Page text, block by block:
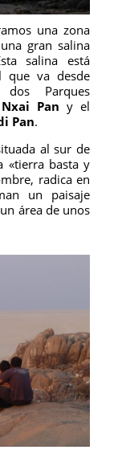
una zona
gran salina
salina está
que va desde
Parques
Pan y el
Pan.
al sur de
«tierra basta y
radica en
un paisaje
área de unos